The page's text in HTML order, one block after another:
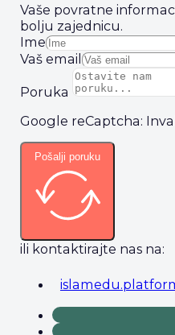
Vaše povratne
bolju zajednicu.
Ime
Vaš email
Poruka
Google reCaptcha:
Pošalji poruku
ili kontaktirajte nas na: